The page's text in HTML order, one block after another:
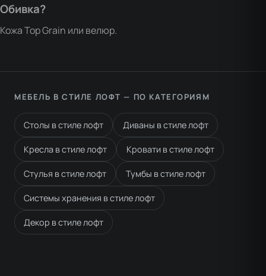
Обивка?
Кожа Top Grain или велюр.
МЕБЕЛЬ В СТИЛЕ ЛОФТ — ПО КАТЕГОРИЯМ
Столы в стиле лофт Диваны в стиле лофт
Кресла в стиле лофт Кровати в стиле лофт
Стулья в стиле лофт Тумбы в стиле лофт
Системы хранения в стиле лофт
Декор в стиле лофт